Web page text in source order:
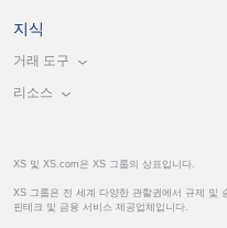
지식
거래 도구
리소스
XS 및 XS.com은 XS 그룹의 상표입니다.
XS 그룹은 전 세계 다양한 관할권에서 규제 및
핀테크 및 금융 서비스 제공업체입니다.